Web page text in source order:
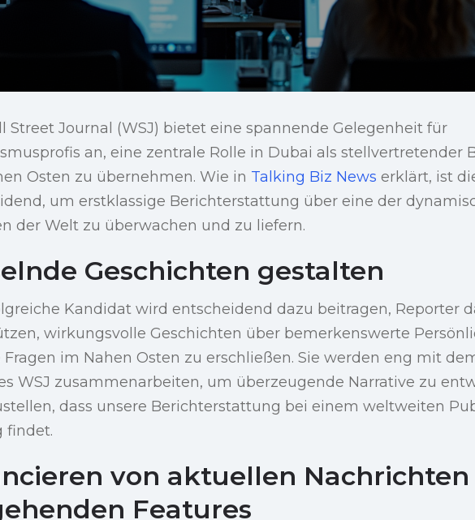
Street Journal (WSJ) bietet eine spannende Gelegenheit für
an, eine zentrale Rolle in Dubai als stellvertretender
Osten zu übernehmen. Wie in Talking Biz News erklärt, ist
um erstklassige Berichterstattung über eine der
der Welt zu überwachen und zu liefern.
Geschichten gestalten
Kandidat wird entscheidend dazu beitragen, Reporter
wirkungsvolle Geschichten über bemerkenswerte
Fragen im Nahen Osten zu erschließen. Sie werden eng mit
WSJ zusammenarbeiten, um überzeugende Narrative zu
dass unsere Berichterstattung bei einem weltweiten
findet.
von aktuellen
Features